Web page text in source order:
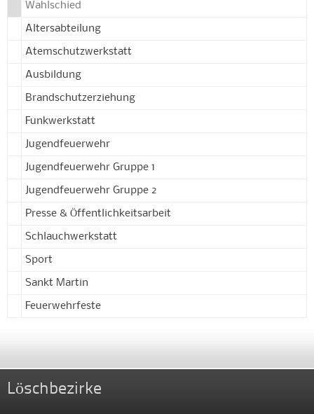
Wahlschied
Altersabteilung
Atemschutzwerkstatt
Ausbildung
Brandschutzerziehung
Funkwerkstatt
Jugendfeuerwehr
Jugendfeuerwehr Gruppe 1
Jugendfeuerwehr Gruppe 2
Presse & Öffentlichkeitsarbeit
Schlauchwerkstatt
Sport
Sankt Martin
Feuerwehrfeste
Löschbezirke